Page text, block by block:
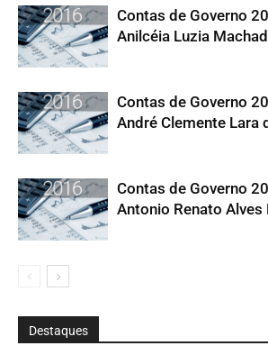
Contas de Governo
Anilcéia Luzia
Contas de Governo
André Clemente Lara
Contas de Governo
Antonio Renato Alves
Destaques